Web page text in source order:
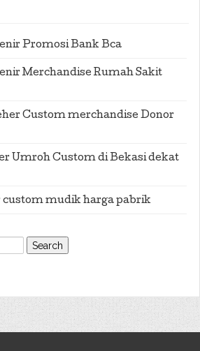
Promosi Bank Bca
Merchandise Rumah Sakit
Custom merchandise Donor
Umroh Custom di Bekasi dekat
mudik harga pabrik